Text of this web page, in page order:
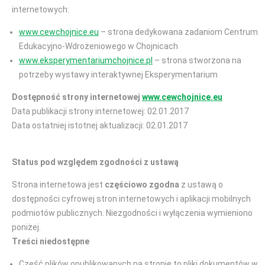
internetowych:
www.cewchojnice.eu – strona dedykowana zadaniom Centrum
Edukacyjno-Wdrożeniowego w Chojnicach
www.eksperymentariumchojnice.pl – strona stworzona na
potrzeby wystawy interaktywnej Eksperymentarium
Dostępność strony internetowej www.cewchojnice.eu
Data publikacji strony internetowej: 02.01.2017
Data ostatniej istotnej aktualizacji: 02.01.2017
Status pod względem zgodności z ustawą
Strona internetowa jest częściowo zgodna z ustawą o
dostępności cyfrowej stron internetowych i aplikacji mobilnych
podmiotów publicznych. Niezgodności i wyłączenia wymieniono
poniżej.
Treści niedostępne